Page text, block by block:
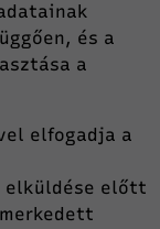
és a
a
elfogadja a
elküldése előtt